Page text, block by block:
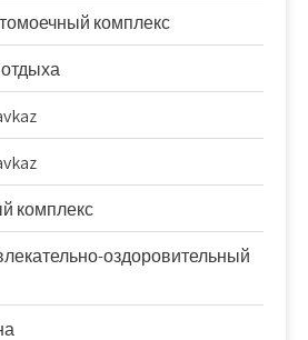
комплекс
комплекс
оздоровительный